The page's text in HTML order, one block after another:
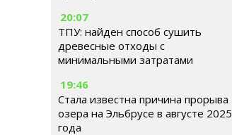
20:07
ТПУ: найден способ сушить
древесные отходы с
минимальными затратами
19:46
Стала известна причина прорыва
озера на Эльбрусе в августе 2025
года